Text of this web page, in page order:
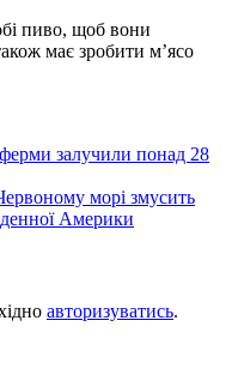
пиво, щоб вони
має зробити м’ясо
ферми залучили понад 28
морі змусить
Америки
авторизуватись.